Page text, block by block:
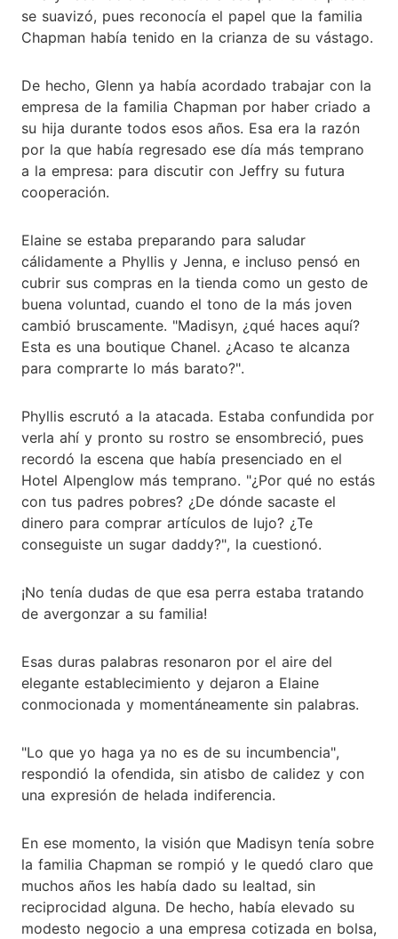
se suavizó, pues reconocía el papel que la familia
Chapman había tenido en la crianza de su vástago.
De hecho, Glenn ya había acordado trabajar con la
empresa de la familia Chapman por haber criado a
su hija durante todos esos años. Esa era la razón
por la que había regresado ese día más temprano
a la empresa: para discutir con Jeffry su futura
cooperación.
Elaine se estaba preparando para saludar
cálidamente a Phyllis y Jenna, e incluso pensó en
cubrir sus compras en la tienda como un gesto de
buena voluntad, cuando el tono de la más joven
cambió bruscamente. "Madisyn, ¿qué haces aquí?
Esta es una boutique Chanel. ¿Acaso te alcanza
para comprarte lo más barato?".
Phyllis escrutó a la atacada. Estaba confundida por
verla ahí y pronto su rostro se ensombreció, pues
recordó la escena que había presenciado en el
Hotel Alpenglow más temprano. "¿Por qué no estás
con tus padres pobres? ¿De dónde sacaste el
dinero para comprar artículos de lujo? ¿Te
conseguiste un sugar daddy?", la cuestionó.
¡No tenía dudas de que esa perra estaba tratando
de avergonzar a su familia!
Esas duras palabras resonaron por el aire del
elegante establecimiento y dejaron a Elaine
conmocionada y momentáneamente sin palabras.
"Lo que yo haga ya no es de su incumbencia",
respondió la ofendida, sin atisbo de calidez y con
una expresión de helada indiferencia.
En ese momento, la visión que Madisyn tenía sobre
la familia Chapman se rompió y le quedó claro que
muchos años les había dado su lealtad, sin
reciprocidad alguna. De hecho, había elevado su
modesto negocio a una empresa cotizada en bolsa,